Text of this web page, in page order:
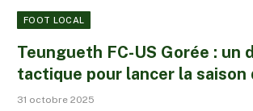
FOOT LOCAL
Teungueth FC-US Gorée : un
tactique pour lancer la saison
31 octobre 2025